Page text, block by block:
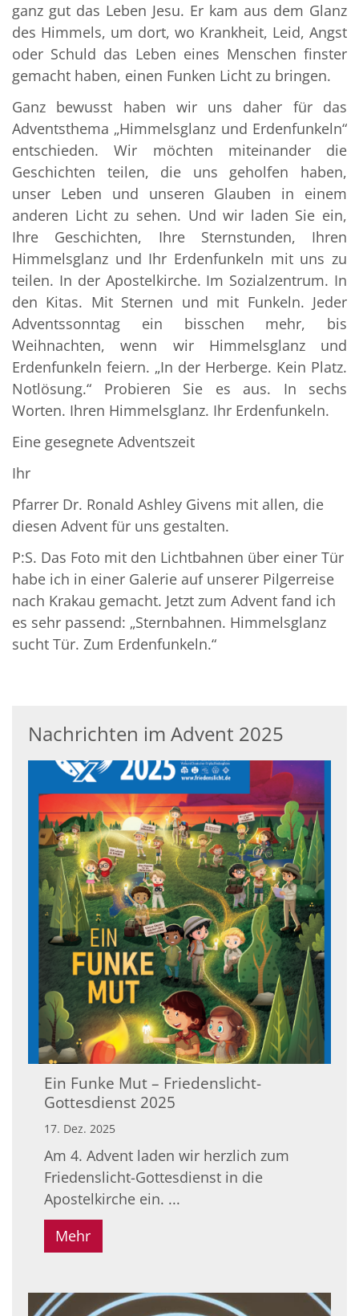
ganz gut das Leben Jesu. Er kam aus dem Glanz
des Himmels, um dort, wo Krankheit, Leid, Angst
oder Schuld das Leben eines Menschen finster
gemacht haben, einen Funken Licht zu bringen.
Ganz bewusst haben wir uns daher für das
Adventsthema „Himmelsglanz und Erdenfunkeln“
entschieden. Wir möchten miteinander die
Geschichten teilen, die uns geholfen haben,
unser Leben und unseren Glauben in einem
anderen Licht zu sehen. Und wir laden Sie ein,
Ihre Geschichten, Ihre Sternstunden, Ihren
Himmelsglanz und Ihr Erdenfunkeln mit uns zu
teilen. In der Apostelkirche. Im Sozialzentrum. In
den Kitas. Mit Sternen und mit Funkeln. Jeder
Adventssonntag ein bisschen mehr, bis
Weihnachten, wenn wir Himmelsglanz und
Erdenfunkeln feiern. „In der Herberge. Kein Platz.
Notlösung.“ Probieren Sie es aus. In sechs
Worten. Ihren Himmelsglanz. Ihr Erdenfunkeln.
Eine gesegnete Adventszeit
Ihr
Pfarrer Dr. Ronald Ashley Givens mit allen, die
diesen Advent für uns gestalten.
P:S. Das Foto mit den Lichtbahnen über einer Tür
habe ich in einer Galerie auf unserer Pilgerreise
nach Krakau gemacht. Jetzt zum Advent fand ich
es sehr passend: „Sternbahnen. Himmelsglanz
sucht Tür. Zum Erdenfunkeln.“
Nachrichten im Advent 2025
Ein Funke Mut – Friedenslicht-
Gottesdienst 2025
17. Dez. 2025
Am 4. Advent laden wir herzlich zum
Friedenslicht-Gottesdienst in die
Apostelkirche ein. ...
Mehr